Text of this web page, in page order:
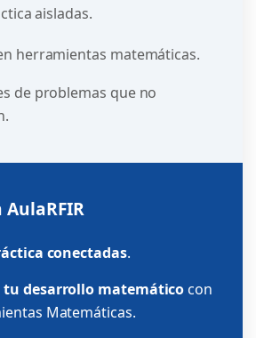
aisladas.
herramientas matemáticas.
de problemas que no
conectadas.
tu desarrollo matemáticocon
Matemáticas.